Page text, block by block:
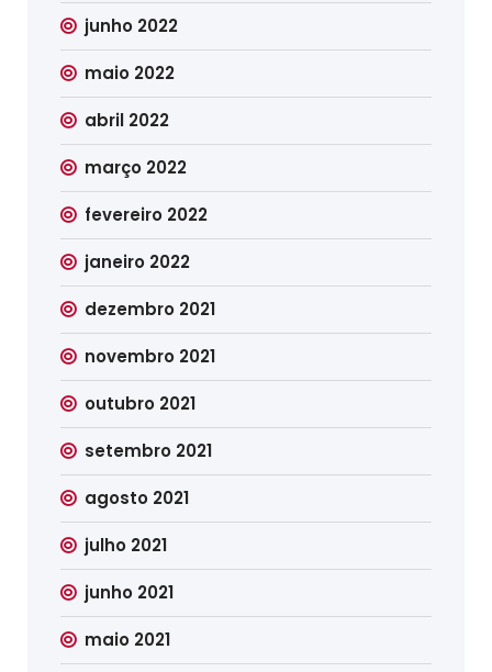
junho 2022
maio 2022
abril 2022
março 2022
fevereiro 2022
janeiro 2022
dezembro 2021
novembro 2021
outubro 2021
setembro 2021
agosto 2021
julho 2021
junho 2021
maio 2021